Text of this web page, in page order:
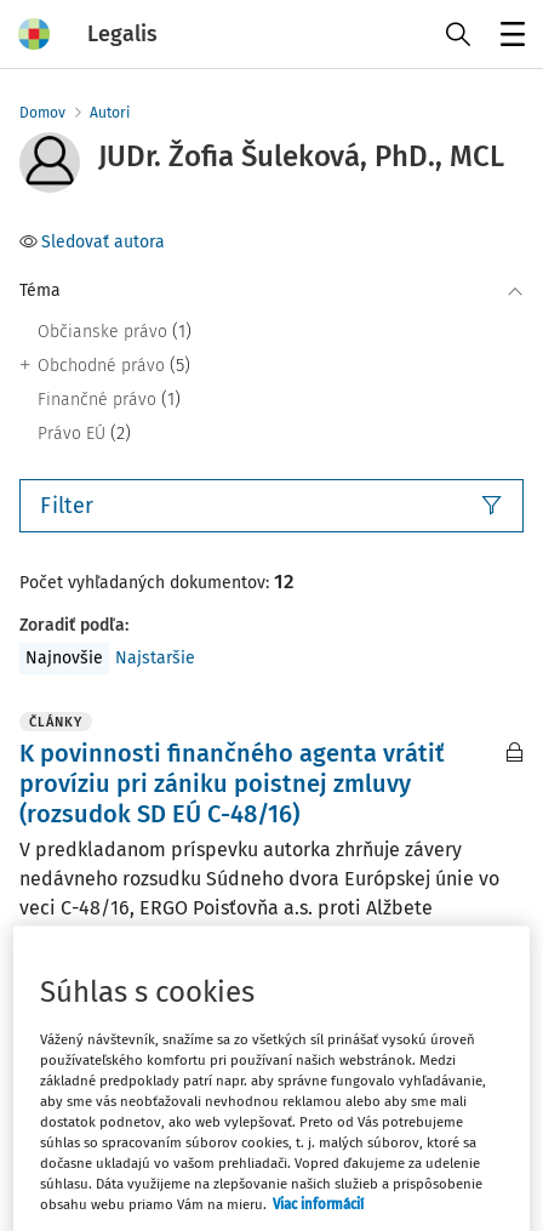
Legalis
Domov Autori
JUDr. Žofia Šuleková, PhD., MCL
Sledovať autora
Téma
Občianske právo (1)
Obchodné právo (5)
Finančné právo (1)
Právo EÚ (2)
Filter
Počet vyhľadaných dokumentov: 12
Zoradiť podľa:
Najnovšie
Najstaršie
ČLÁNKY
K povinnosti finančného agenta vrátiť
províziu pri zániku poistnej zmluvy
(rozsudok SD EÚ C-48/16)
V predkladanom príspevku autorka zhrňuje závery
nedávneho rozsudku Súdneho dvora Európskej únie vo
veci C-48/16, ERGO Poisťovňa a.s. proti Alžbete
Vydané: 31. 10. 2017 / 25 minút čítania
ČLÁNKY
Meno fyzickej osoby ako súčasť
obchodného mena obchodnej spoločnosti
Autorka sa v predkladanom príspevku venuje
Súhlas s cookies
Vážený návštevník, snažíme sa zo všetkých síl prinášať vysokú úroveň
používateľského komfortu pri používaní našich webstránok. Medzi
základné predpoklady patrí napr. aby správne fungovalo vyhľadávanie,
aby sme vás neobťažovali nevhodnou reklamou alebo aby sme mali
dostatok podnetov, ako web vylepšovať. Preto od Vás potrebujeme
súhlas so spracovaním súborov cookies, t. j. malých súborov, ktoré sa
dočasne ukladajú vo vašom prehliadači. Vopred ďakujeme za udelenie
súhlasu. Dáta využijeme na zlepšovanie našich služieb a prispôsobenie
obsahu webu priamo Vám na mieru. Viac informácií